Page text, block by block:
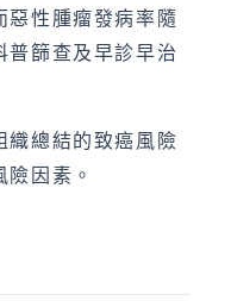
惡性腫瘤發病率隨
普篩查及早診早治
織總結的致癌風險
因素。